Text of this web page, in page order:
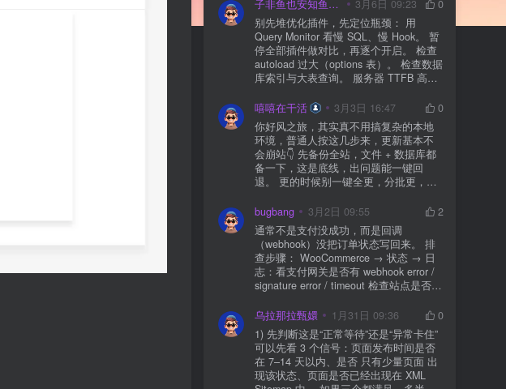
子非鱼也安知鱼之乐 3月6日 09:23
0
别先堆优化插件，先定位瓶颈： 用
Query Monitor 看慢 SQL、慢 Hook。 暂
停全部插件做对比，再逐个开启。 检查
autoload 过大（options 表）。 检查数据
库索引与大表查询。 服务器 TTFB 高就
嘻嘻在干活
3月3日 16:47
0
你好风之旅，其实真不用搞复杂的本地
环境，普通人按这几步来，更新基本不
会崩站👇 先备份全站，文件 + 数据库都
备一下，这是底线，出问题能一键回
退。 更的时候别一键全更，分批更，先
立刻清缓存，去前台检查首页、文章
页、按钮、表单这些关键位置。 最好再
装个支持版本回滚的插件，万一崩了，
一秒切回旧版。 总结来说：先备份、分
批更、更完查、留退路，稳得很✅😎希望
能帮到你
bugbang 3月2日 09:55
2
通常不是支付没成功，而是回调
（webhook）没把订单状态写回来。 排
查步骤： WooCommerce → 状态 → 日
志：看支付网关是否有 webhook error /
signature error / timeout 检查站点是否被
全插件） 检查是否启用了“缓存结账页/接
口路径”（结账页和回调接口不应缓存）
看服务器错误日志是否有 500/致命错误
导致回调执行中断 解决方案： 放行 wp-
json、wc-api、支付网关回调 URL（按网
关文档配置） 关闭结账页的缓存与 JS
乌拉那拉甄嬛 1月31日 09:36
0
1) 先判断这是“正常等待”还是“异常卡住”
可以先看 3 个信号：页面发布时间是否
在 7–14 天以内、是否 只有少量页面 出
现该状态、页面是否已经出现在 XML